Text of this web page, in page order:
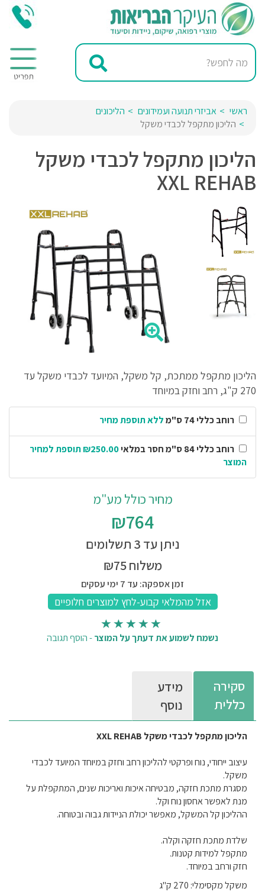
ראשי אביזרי תנועה ועמידונים
הליכונים
הליכון מתקפל לכבדי משקל
הליכון מתקפל לכבדי משקל
XXL REHAB
הליכון מתקפל ממתכת, קל משקל, המיועד לכבדי משקל עד
270 ק"ג, רחב וחזק במיוחד
רוחב כללי 74 ס"מ ללא תוספת מחיר
רוחב כללי 84 ס"מ חסר במלאי
₪250.00 תוספת למחיר
המוצר
מחיר כולל מע"מ
₪764
ניתן עד 3 תשלומים
משלוח ₪75
זמן אספקה: עד 7 ימי עסקים
נשמח לשמוע את דעתך על המוצר-הוסף תגובה
סקירה
כללית
מידע
נוסף
הליכון מתקפל לכבדי משקל XXL REHAB
עיצוב ייחודי, נוח ופרקטי להליכון רחב וחזק במיוחד המיועד לכבדי
משקל.
מסגרת מתכת חזקה, מבטיחה איכות ואריכות שנים, המתקפלת על
מנת לאפשר אחסון נוח וקל.
ההליכון קל המשקל, מאפשר יכולת הניידות גבוה ובטוחה.
שלדת מתכת חזקה וקלה.
מתקפל למידות קטנות.
חזק ורחב במיוחד.
משקל מקסימלי: 270 ק"ג